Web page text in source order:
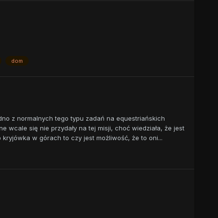
dom
z normalnych tego typu zadań na equestriańskich
wcale się nie przydały na tej misji, choć wiedziała, że jest
w górach to czy jest możliwość, że to oni...